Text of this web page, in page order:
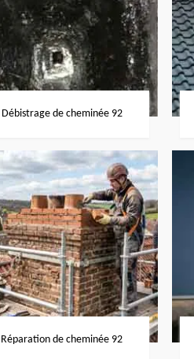
Débistrage de cheminée 92
Réparation de cheminée 92